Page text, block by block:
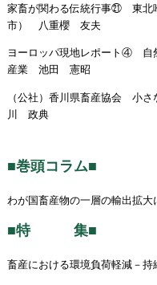
家畜が関わる伝統行事㉑ 東
市） 八重櫻 友夫
ヨーロッパ現地レポート④ 自
産業 池田 憲昭
（公社）香川県畜産協会 小
川 政典
■巻頭コラム■
わが国畜産物の一層の輸出拡
■特 集■
畜産における環境負荷軽減－